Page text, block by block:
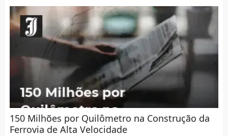
150 Milhões por Quilômetro na Construção da
Ferrovia de Alta Velocidade